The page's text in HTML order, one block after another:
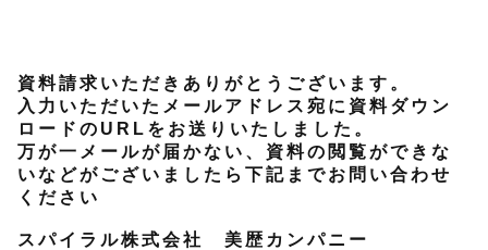
資料請求いただきありがとうございます。
入力いただいたメールアドレス宛に資料ダウン
ロードのURLをお送りいたしました。
万が一メールが届かない、資料の閲覧ができな
いなどがございましたら下記までお問い合わせ
ください
スパイラル株式会社 美歴カンパニー